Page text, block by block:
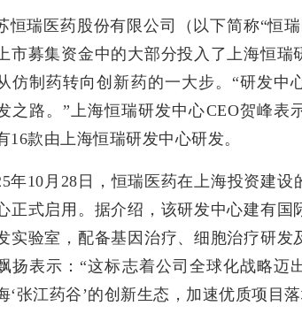
恒瑞医药股份有限公司（以下简称“恒
市募集资金中的大部分投入了上海恒瑞
仿制药转向创新药的一大步。“研发中
之路。”上海恒瑞研发中心CEO贺峰表
16款由上海恒瑞研发中心研发。
年10月28日，恒瑞医药在上海投资建
正式启用。据介绍，该研发中心建有国
实验室，配备基因治疗、细胞治疗研发
扬表示：“这标志着公司全球化战略迈
‘张江药谷’的创新生态，加速优质项目